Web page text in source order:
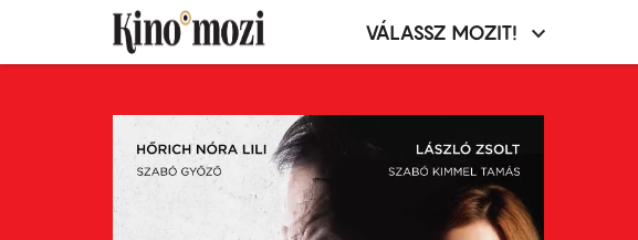
Moziválasztó
VÁLASSZ MOZIT!